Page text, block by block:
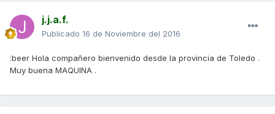
j.j.a.f.
Publicado 16 de Noviembre del 2016
:beer Hola compañero bienvenido desde la provincia de Toledo .
Muy buena MAQUINA .